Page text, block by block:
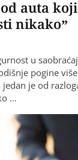
auta
nikako”
u
pogine
je od
…